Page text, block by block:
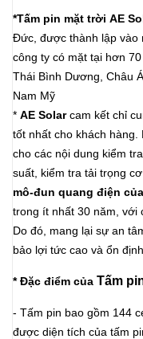
*Tấm pin mặt trời AE
Đức, được thành lập vào
công ty có mặt tại hơn
Thái Bình Dương, Châu
Nam Mỹ
* AE Solarcam kết chỉ
tốt nhất cho khách hàng.
cho các nội dung kiểm
suất, kiểm tra tải trọng
mô-đun quang điện
trong ít nhất 30 năm, với
Do đó, mang lại sự an
bảo lợi tức cao và ổn
* Đặc điểm của Tấm
- Tấm pin bao gồm 144
được diện tích của tấm